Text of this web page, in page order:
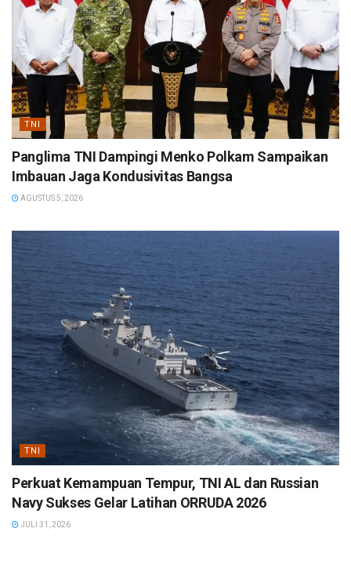
TNI
Panglima TNI Dampingi Menko Polkam Sampaikan
Imbauan Jaga Kondusivitas Bangsa
AGUSTUS 5, 2026
TNI
Perkuat Kemampuan Tempur, TNI AL dan Russian
Navy Sukses Gelar Latihan ORRUDA 2026
JULI 31, 2026